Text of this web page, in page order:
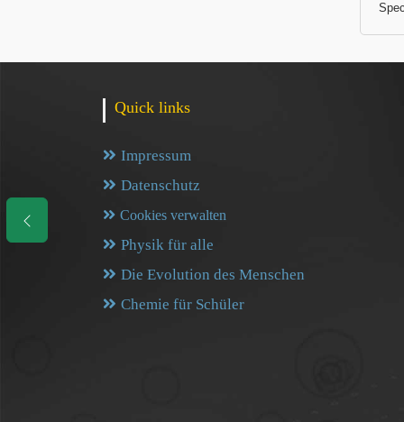
Quick links
Impressum
Datenschutz
Cookies verwalten
Physik für alle
Die Evolution des Menschen
Chemie für Schüler